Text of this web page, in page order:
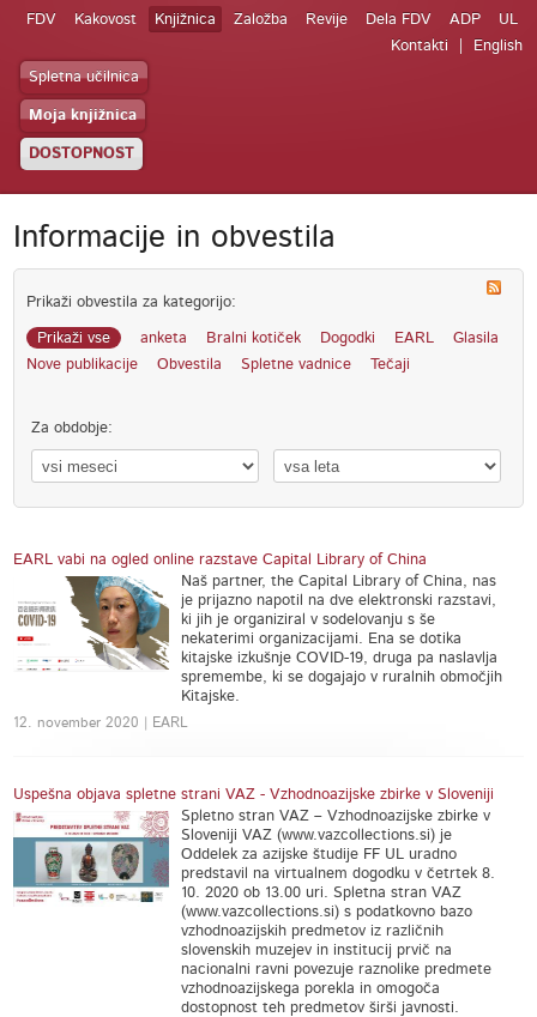
FDV Kakovost Knjižnica Založba Revije Dela FDV ADP
UL
Kontakti
English
Spletna učilnica
Moja knjižnica
DOSTOPNOST
Informacije in obvestila
Prikaži obvestila za kategorijo:
Prikaži vse anketa Bralni kotiček Dogodki EARL
Glasila
Nove publikacije
Obvestila Spletne vadnice Tečaji
Za obdobje:
EARL vabi na ogled online razstave Capital Library of China
Naš partner, the Capital Library of China, nas
je prijazno napotil na dve elektronski razstavi,
ki jih je organiziral v sodelovanju s še
nekaterimi organizacijami. Ena se dotika
kitajske izkušnje COVID-19, druga pa naslavlja
spremembe, ki se dogajajo v ruralnih območjih
Kitajske.
12. november 2020 | EARL
Uspešna objava spletne strani VAZ - Vzhodnoazijske zbirke v Sloveniji
Spletno stran VAZ – Vzhodnoazijske zbirke v
Sloveniji VAZ (www.vazcollections.si) je
Oddelek za azijske študije FF UL uradno
predstavil na virtualnem dogodku v četrtek 8.
10. 2020 ob 13.00 uri. Spletna stran VAZ
(www.vazcollections.si) s podatkovno bazo
vzhodnoazijskih predmetov iz različnih
slovenskih muzejev in institucij prvič na
nacionalni ravni povezuje raznolike predmete
vzhodnoazijskega porekla in omogoča
dostopnost teh predmetov širši javnosti.